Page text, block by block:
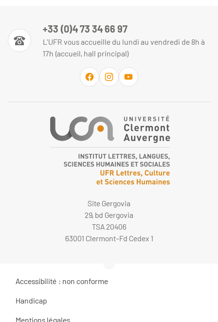
+33 (0)4 73 34 66 97
L'UFR vous accueille du lundi au vendredi de 8h à
17h (accueil, hall principal)
Site Gergovia
29, bd Gergovia
TSA 20406
63001 Clermont-Fd Cedex 1
Accessibilité : non conforme
Handicap
Mentions légales